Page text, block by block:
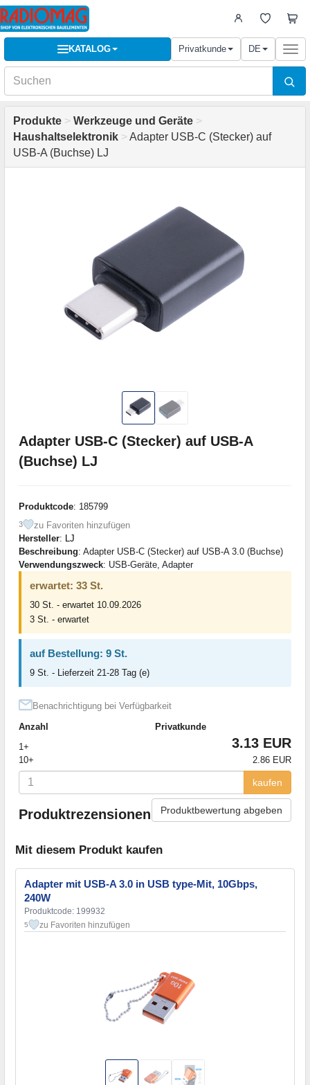
KATALOG Privatkunde DE
Produkte > Werkzeuge und Geräte >
Haushaltselektronik > Adapter USB-C (Stecker) auf
USB-A (Buchse) LJ
Adapter USB-C (Stecker) auf USB-A
(Buchse) LJ
Produktcode: 185799
3
zu Favoriten hinzufügen
Hersteller: LJ
Beschreibung: Adapter USB-C (Stecker) auf USB-A 3.0 (Buchse)
Verwendungszweck: USB-Geräte, Adapter
erwartet: 33 St.
30 St. - erwartet 10.09.2026
3 St. - erwartet
auf Bestellung: 9 St.
9 St. - Lieferzeit 21-28 Tag (e)
Benachrichtigung bei Verfügbarkeit
Anzahl
Privatkunde
1+
3.13 EUR
10+ 2.86 EUR
kaufen
Produktrezensionen Produktbewertung abgeben
Mit diesem Produkt kaufen
Adapter mit USB-A 3.0 in USB type-Mit, 10Gbps,
240W
Produktcode: 199932
5 zu Favoriten hinzufügen